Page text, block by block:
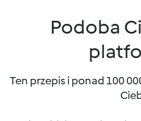
Podoba
Ten przepis i ponad 100